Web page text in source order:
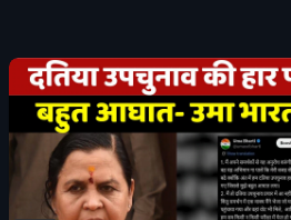
हमें इंस्टाग्राम पर
हमारे फेसबुक पेज को लाइक करें :
हमें ट्विटर पर फॉलो